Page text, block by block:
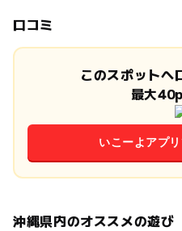
口コミ
このスポットへ
最大
いこーよアプ
沖縄県内のオススメの遊び